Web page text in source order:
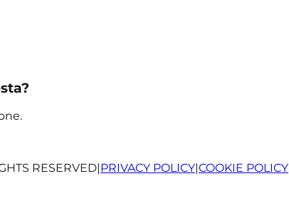
RESERVED|PRIVACY POLICY|COOKIE POLICY